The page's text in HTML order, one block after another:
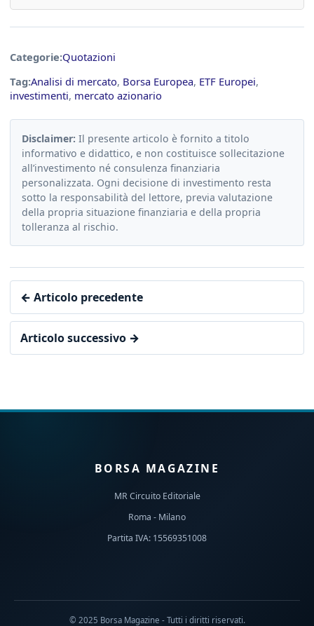
Categorie:Quotazioni
Tag:Analisi di mercato, Borsa Europea, ETF Europei,
investimenti, mercato azionario
Disclaimer: Il presente articolo è fornito a titolo
informativo e didattico, e non costituisce sollecitazione
all’investimento né consulenza finanziaria
personalizzata. Ogni decisione di investimento resta
sotto la responsabilità del lettore, previa valutazione
della propria situazione finanziaria e della propria
tolleranza al rischio.
← Articolo precedente
Articolo successivo →
BORSA MAGAZINE
MR Circuito Editoriale
Roma - Milano
Partita IVA: 15569351008
© 2025 Borsa Magazine - Tutti i diritti riservati.